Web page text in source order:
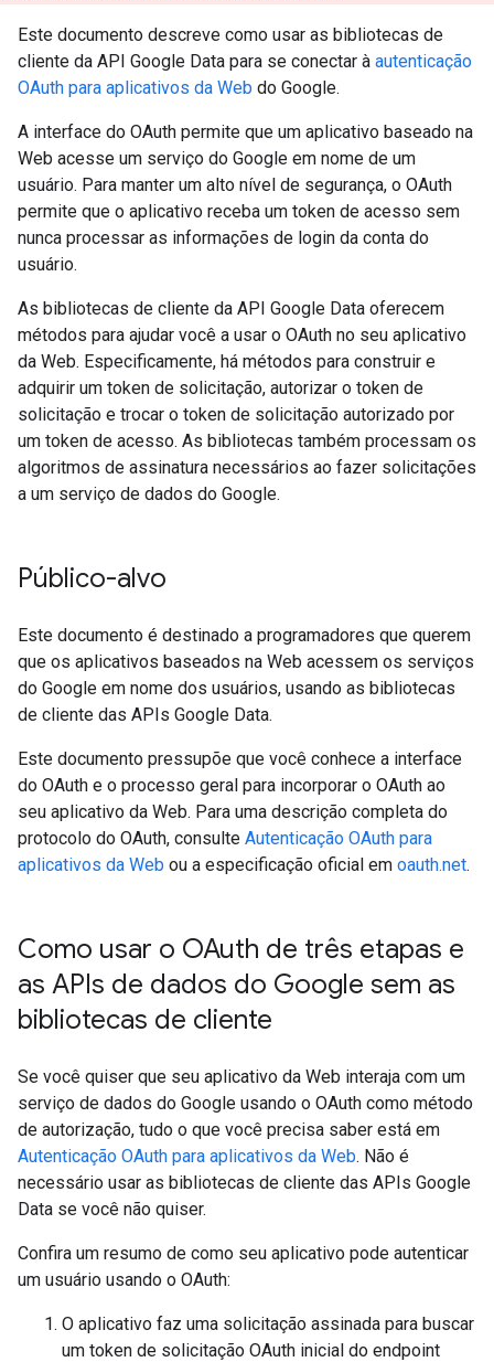
Este documento descreve como usar as bibliotecas de
cliente da API Google Data para se conectar à autenticação
OAuth para aplicativos da Web do Google.
A interface do OAuth permite que um aplicativo baseado na
Web acesse um serviço do Google em nome de um
usuário. Para manter um alto nível de segurança, o OAuth
permite que o aplicativo receba um token de acesso sem
nunca processar as informações de login da conta do
usuário.
As bibliotecas de cliente da API Google Data oferecem
métodos para ajudar você a usar o OAuth no seu aplicativo
da Web. Especificamente, há métodos para construir e
adquirir um token de solicitação, autorizar o token de
solicitação e trocar o token de solicitação autorizado por
um token de acesso. As bibliotecas também processam os
algoritmos de assinatura necessários ao fazer solicitações
a um serviço de dados do Google.
Público-alvo
Este documento é destinado a programadores que querem
que os aplicativos baseados na Web acessem os serviços
do Google em nome dos usuários, usando as bibliotecas
de cliente das APIs Google Data.
Este documento pressupõe que você conhece a interface
do OAuth e o processo geral para incorporar o OAuth ao
seu aplicativo da Web. Para uma descrição completa do
protocolo do OAuth, consulte Autenticação OAuth para
aplicativos da Web ou a especificação oficial em oauth.net.
Como usar o OAuth de três etapas e
as APIs de dados do Google sem as
bibliotecas de cliente
Se você quiser que seu aplicativo da Web interaja com um
serviço de dados do Google usando o OAuth como método
de autorização, tudo o que você precisa saber está em
Autenticação OAuth para aplicativos da Web. Não é
necessário usar as bibliotecas de cliente das APIs Google
Data se você não quiser.
Confira um resumo de como seu aplicativo pode autenticar
um usuário usando o OAuth:
O aplicativo faz uma solicitação assinada para buscar
um token de solicitação OAuth inicial do endpoint